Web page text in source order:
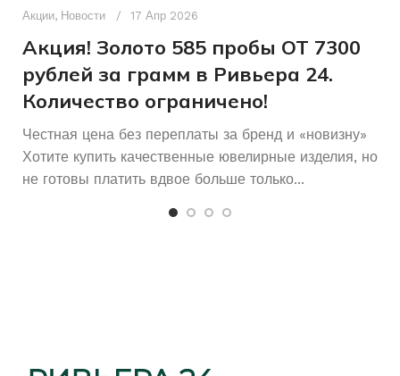
СОСТОЯНИЕ Б/У
Акции, Новости 17 Апр 2026
Акция! Золото 585 пробы ОТ 7300
рублей за грамм в Ривьера 24.
Количество ограничено!
Честная цена без переплаты за бренд и «новизну»
Хотите купить качественные ювелирные изделия, но
не готовы платить вдвое больше только...